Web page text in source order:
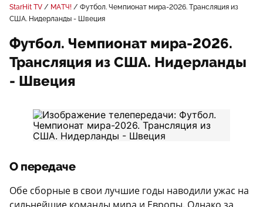
StarHit TV МАТЧ!
Футбол. Чемпионат мира-2026. Трансляция из
США. Нидерланды - Швеция
Футбол. Чемпионат мира-2026.
Трансляция из США. Нидерланды
- Швеция
О передаче
Обе сборные в свои лучшие годы наводили ужас на